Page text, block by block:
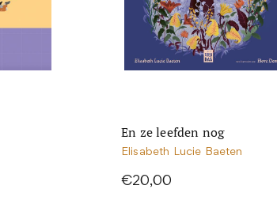
En ze leefden nog
Elisabeth Lucie Baeten
€20,00